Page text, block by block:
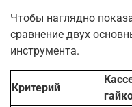
Чтобы наглядно
сравнение двух
инструмента.
Критерий